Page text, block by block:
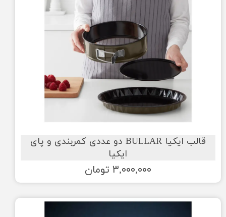
قالب ایکیا BULLAR دو عددی کمربندی و پای
ایکیا
۳,۰۰۰,۰۰۰ تومان